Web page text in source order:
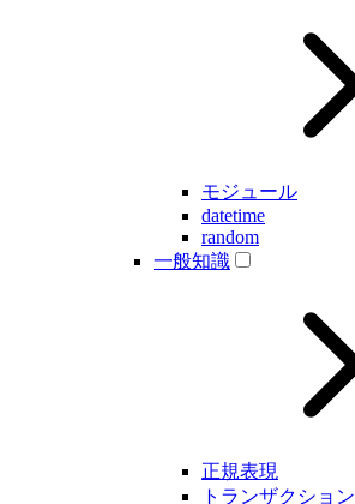
モジュール
datetime
random
一般知識
正規表現
トランザクション